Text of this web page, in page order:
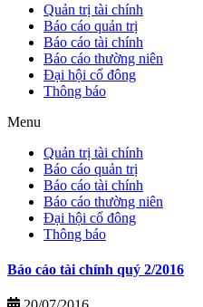
Quản trị tài chính
Báo cáo quản trị
Báo cáo tài chính
Báo cáo thường niên
Đại hội cổ đông
Thông báo
Menu
Quản trị tài chính
Báo cáo quản trị
Báo cáo tài chính
Báo cáo thường niên
Đại hội cổ đông
Thông báo
Báo cáo tài chính quý 2/2016